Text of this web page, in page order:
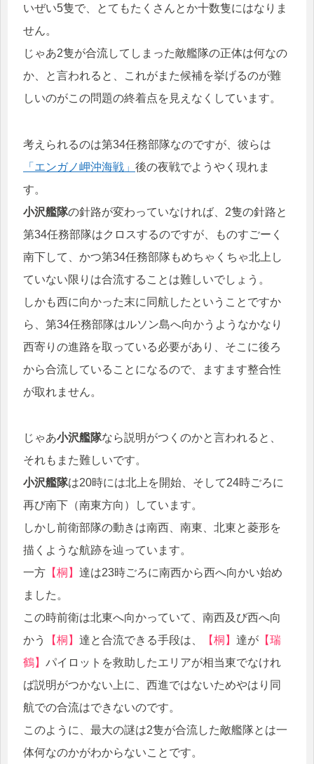
いぜい5隻で、とてもたくさんとか十数隻にはなりま
せん。
じゃあ2隻が合流してしまった敵艦隊の正体は何なの
か、と言われると、これがまた候補を挙げるのが難
しいのがこの問題の終着点を見えなくしています。
考えられるのは第34任務部隊なのですが、彼らは
「エンガノ岬沖海戦」 後の夜戦でようやく現れま
す。
小沢艦隊の針路が変わっていなければ、2隻の針路と
第34任務部隊はクロスするのですが、ものすごーく
南下して、かつ第34任務部隊もめちゃくちゃ北上し
ていない限りは合流することは難しいでしょう。
しかも西に向かった末に同航したということですか
ら、第34任務部隊はルソン島へ向かうようなかなり
西寄りの進路を取っている必要があり、そこに後ろ
から合流していることになるので、ますます整合性
が取れません。
じゃあ小沢艦隊なら説明がつくのかと言われると、
それもまた難しいです。
小沢艦隊は20時には北上を開始、そして24時ごろに
再び南下（南東方向）しています。
しかし前衛部隊の動きは南西、南東、北東と菱形を
描くような航跡を辿っています。
一方 【桐】 達は23時ごろに南西から西へ向かい始め
ました。
この時前衛は北東へ向かっていて、南西及び西へ向
かう
【桐】 達と合流できる手段は、 【桐】 達が 【瑞
鶴】 パイロットを救助したエリアが相当東でなけれ
ば説明がつかない上に、西進ではないためやはり同
航での合流はできないのです。
このように、最大の謎は2隻が合流した敵艦隊とは一
体何なのかがわからないことです。